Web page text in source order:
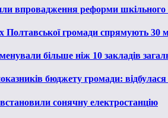
впровадження реформи
Полтавської громади спрямують 30
більше ніж 10 закладів
бюджету громади: відбулася
сонячну електростанцію